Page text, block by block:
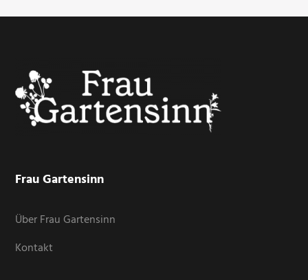
Footer
Frau Gartensinn
Über Frau Gartensinn
Kontakt